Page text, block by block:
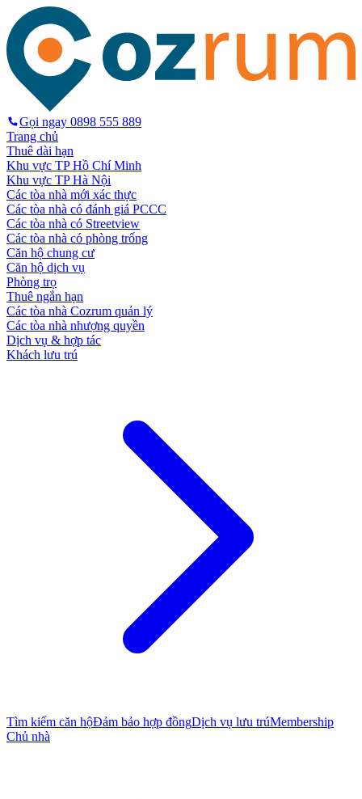
Gọi ngay 0898 555 889
Trang chủ
Thuê dài hạn
Khu vực TP Hồ Chí Minh
Khu vực TP Hà Nội
Các tòa nhà mới xác thực
Các tòa nhà có đánh giá PCCC
Các tòa nhà có Streetview
Các tòa nhà có phòng trống
Căn hộ chung cư
Căn hộ dịch vụ
Phòng trọ
Thuê ngắn hạn
Các tòa nhà Cozrum quản lý
Các tòa nhà nhượng quyền
Dịch vụ & hợp tác
Khách lưu trú
Tìm kiếm căn hộĐảm bảo hợp đồngDịch vụ lưu trúMembership
Chủ nhà